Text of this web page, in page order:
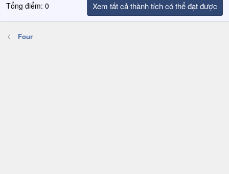
Tổng điểm: 0 Xem tất cả thành tích có thể đạt được
Four